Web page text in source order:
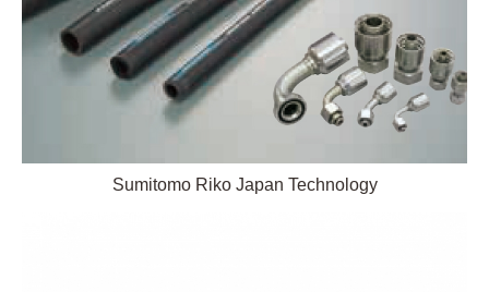
Sumitomo Riko Japan Technology